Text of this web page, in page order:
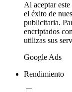
Al aceptar
el éxito de
publicitaria.
encriptados
utilizas sus
Google Ads
Rendimiento